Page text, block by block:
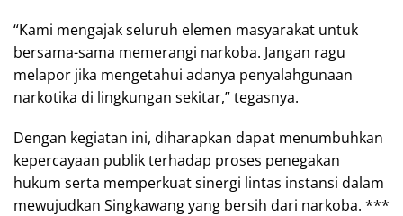
“Kami mengajak seluruh elemen masyarakat untuk
bersama-sama memerangi narkoba. Jangan ragu
melapor jika mengetahui adanya penyalahgunaan
narkotika di lingkungan sekitar,” tegasnya.
Dengan kegiatan ini, diharapkan dapat menumbuhkan
kepercayaan publik terhadap proses penegakan
hukum serta memperkuat sinergi lintas instansi dalam
mewujudkan Singkawang yang bersih dari narkoba. ***